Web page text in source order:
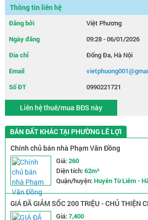
Thông tin liên hệ
Đăng bởi
Việt Phương
Ngày đăng
09:28 - 06/01/2026
Địa chỉ
Đống Đa, Hà Nội
Email
Số ĐT
0990221721
Liên hệ thuê/mua BĐS này
BÁN ĐẤT KHÁC TẠI PHƯỜNG LÊ LỢI
Chính chủ bán nhà Phạm Văn Đồng
Giá:260
Diện tích:62m²
Quận/huyện:Huyện Từ Liêm -
GIÁ ĐÃ GIẢM SỐC 200 TRIỆU - CHỦ THIỆN
NHÀ TRẦN QUỐC VƯỢNG - NGÕ NÔNG
Giá:7,400